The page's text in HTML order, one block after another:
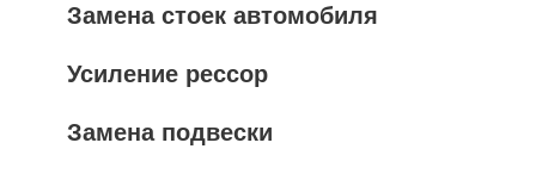
Замена стоек автомобиля
Усиление рессор
Замена подвески